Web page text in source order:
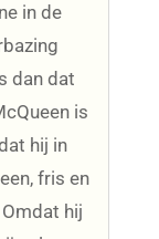
in de
dan dat
is
hij in
fris en
hij